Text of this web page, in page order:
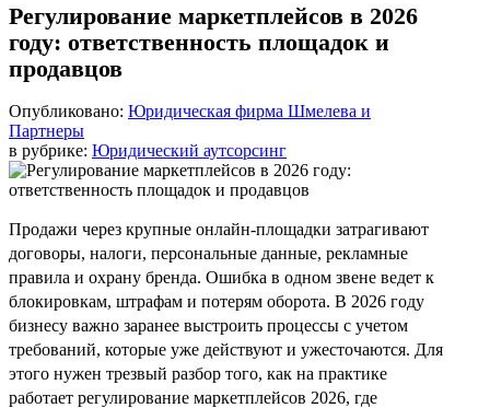
Регулирование маркетплейсов в 2026
году: ответственность площадок и
продавцов
Опубликовано: Юридическая фирма Шмелева и
Партнеры
в рубрике: Юридический аутсорсинг
Продажи через крупные онлайн‑площадки затрагивают
договоры, налоги, персональные данные, рекламные
правила и охрану бренда. Ошибка в одном звене ведет к
блокировкам, штрафам и потерям оборота. В 2026 году
бизнесу важно заранее выстроить процессы с учетом
требований, которые уже действуют и ужесточаются. Для
этого нужен трезвый разбор того, как на практике
работает регулирование маркетплейсов 2026, где